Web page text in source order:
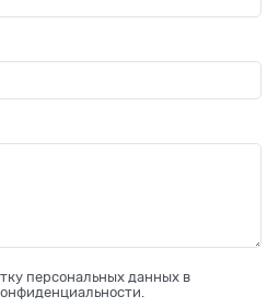
персональных данных в